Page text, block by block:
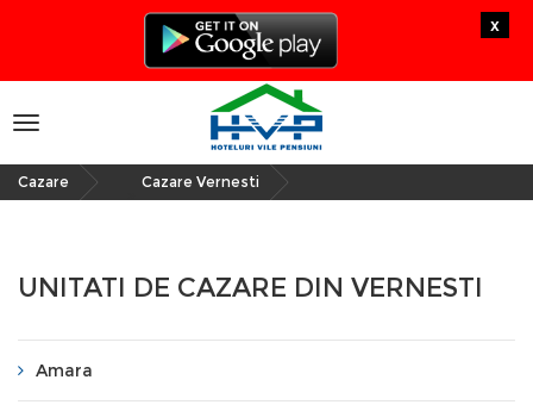
x
Toggle
navigation
Cazare Cazare Vernesti
UNITATI DE CAZARE DIN VERNESTI
Amara